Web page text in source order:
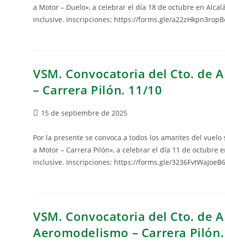
a Motor – Duelo», a celebrar el día 18 de octubre en
inclusive. Inscripciones: https://forms.gle/
VSM. Convocatoria del Cto. de
– Carrera Pilón. 11/10
15 de septiembre de 2025
Por la presente se convoca a todos los amantes del
a Motor – Carrera Pilón», a celebrar el día 11 de octubre
inclusive. Inscripciones: https://forms.gle/
VSM. Convocatoria del Cto. de
Aeromodelismo – Carrera